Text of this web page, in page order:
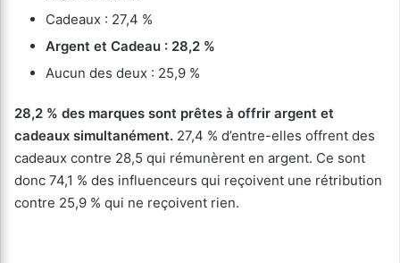
Cadeaux : 27,4 %
Argent et Cadeau : 28,2 %
Aucun des deux : 25,9 %
28,2 % des marques sont prêtes à offrir argent et
cadeaux simultanément. 27,4 % d’entre-elles offrent des
cadeaux contre 28,5 qui rémunèrent en argent. Ce sont
donc 74,1 % des influenceurs qui reçoivent une rétribution
contre 25,9 % qui ne reçoivent rien.